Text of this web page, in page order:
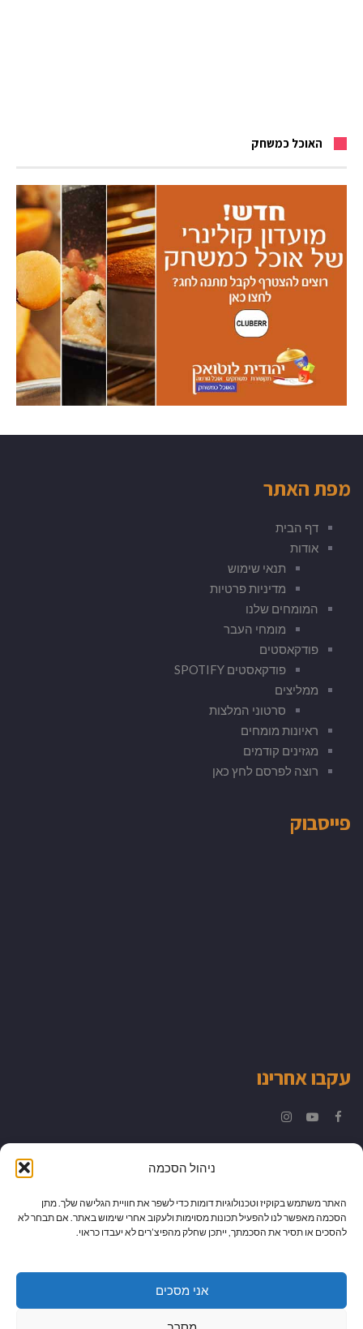
ניהול הסכמה
האתר משתמש בקוקיז וטכנולוגיות דומות כדי לשפר את חוויית הגלישה שלך. מתן
הסכמה מאפשר לנו להפעיל תכונות מסוימות ולעקוב אחרי שימוש באתר. אם תבחר לא
להסכים או תסיר את הסכמתך, ייתכן שחלק מהפיצ’רים לא יעבדו כראוי.
אני מסכים
האוכל כמשחק
מפת האתר
דף הבית
אודות
תנאי שימוש
מדיניות פרטיות
המומחים שלנו
מומחי העבר
פודקאסטים
פודקאסטים SPOTIFY
ממליצים
סרטוני המלצות
ראיונות מומחים
מגזינים קודמים
רוצה לפרסם לחץ כאן
פייסבוק
עקבו אחרינו